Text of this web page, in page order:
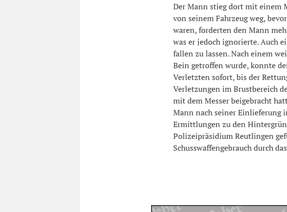
Der Mann stieg dort mit einem
von seinem Fahrzeug weg,
waren, forderten den Mann
was er jedoch ignorierte. Auch
fallen zu lassen. Nach einem
Bein getroffen wurde, konnte
Verletzten sofort, bis der
Verletzungen im Brustbereich
mit dem Messer beigebracht
Mann nach seiner Einlieferung
Ermittlungen zu den
Polizeipräsidium Reutlingen
Schusswaffengebrauch durch